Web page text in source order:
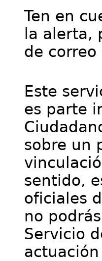
Ten en
la alerta,
de
Este
es parte
sobre un
sentido,
oficiales
no
Servicio